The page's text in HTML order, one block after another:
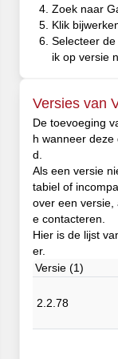
Zoek naar
Klik
Selecteer
ik op versie
Versies van
De toevoeging
h wanneer
d.
Als een versie
tabiel of
over een versie,
e contacteren.
Hier is de lijst
er.
Versie (1)
2.2.78